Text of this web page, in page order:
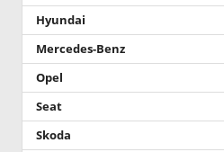
Hyundai
Mercedes-Benz
Opel
Seat
Skoda